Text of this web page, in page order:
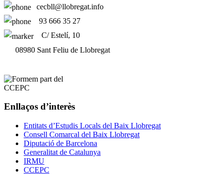
cecbll@llobregat.info
93 666 35 27
C/ Estelí, 10
08980 Sant Feliu de Llobregat
Enllaços d’interès
Entitats d’Estudis Locals del Baix Llobregat
Consell Comarcal del Baix Llobregat
Diputació de Barcelona
Generalitat de Catalunya
IRMU
CCEPC